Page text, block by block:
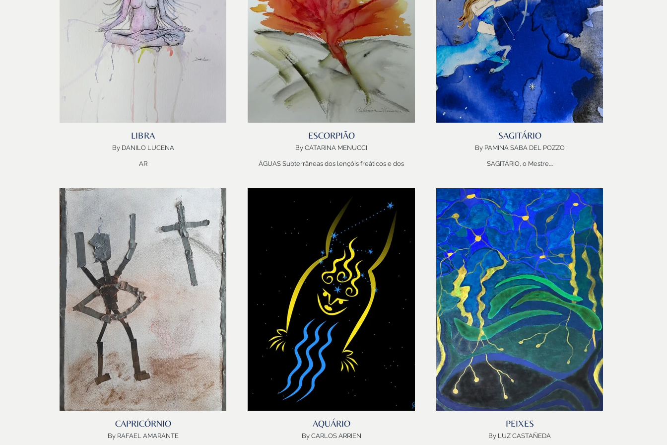
especialista em desenvolvimento pessoal e de
organizações… e toda mergulhada nas Artes! Seu intuito
é registrar, retratar, guardar na memória o seu encanto
com as paisagens que a vida lhe apresenta. Por isso
pinta, desenha, fotografa e tece com a sensibilidade de
seu Ser, as inúmeras estórias da resiliência humana.
Obrigada SILVIA!
Bem-vindo CÁNCER!
da existência. Com isso, sua obras se convertem em
verdadeiros amuletos e oráculos atemporais, que
permitem captar a sabedoria contida na essência da
Vida.
Obrigada CAMILA!
Bem-vindo LEÃO e a Luz dos Mestres!
Autodidata nas artes plásticas, Cris é terapeuta
ocupacional e usa a arte para cuidar, reabilitar e
promover o reequilíbrio. Guaracyana na sua filosofia e
inspirada pelas crianças, a quem chama de mestres em
expressão natural da luz, se propõe a estudar as
incontáveis páginas do Livro Sagrado da Natureza. Nas
suas obras, frutos de seu olhar minucioso e da precisão
de seus traços, retrata os axés da suas descobertas.
Obrigada CRIS!
Bem-vindo VIRGEM!
Bem-vindas as soluções, os remédios e as CURAS
contidas no seu balaio!
LIBRA
By DANILO LUCENA
AR
LIBRA, Mestre das Relações…aquele que entende que
“Eu” existo porque “Você” existe…
LIBRA, eterno buscador do Equilíbrio… dentro e fora…
fora e dentro…
LIBRA de todas as músicas, de toda a estética, da
beleza do espelho…
Con sua técnica original de nanquim e aquarela, Danilo
Lucena comunga com o papel, para revelar esse
universo fantástico de Libra…um universo sútil, leve e
borrifado com as cores do ar das melodias e a
gravidade do Tempo.
Obrigada Danilo! Obrigada pela parceria!
Bem-vindo LIBRA!
Grata pela Mediações tão necessárias sempre ...e pela
Meditação!
ESCORPIÃO
By CATARINA MENUCCI
ÁGUAS Subterrâneas dos lençóis freáticos e dos
Pressão, Transformação, Transmutação, Metamorfose…
A certeza que a Vida precisa ser vivida intensamente e
a potencia do momento oportuno…
ESCORPIÃO regenera, regenera e regenera
ESCORPIÃO nasce e renasce feito fonte de água pura
De raiz pernambucana e de alma planetária, Catarina
Menucci vive com toda a intensidade de sua obra,
apaixonada pelo seu propósito de sustentabilidade e
de conservação da natureza. Suas águas jorram
constantemente através de suas múltiplas expressões
artísticas, incluindo a bioarquitetura, o paisagismo, a
escultura com sucatas, a pintura, a criação de espaços
culturais e holisticos como a “Avis Rara Arte Ecológica”
@ecomercadoavisrara….e até mesmo a arte da
hospitalidade e da gastronomia.
O que me encanta é que o ESCORPIÃO da Catarina, não
deixa nenhuma dúvida enquanto ao extraordinário
poder da transformação!
Obrigada Catarina!
Obrigada ESCORPIÃO!
Obrigada a todas as Fontes de Inspiração!
SAGITÁRIO
By PAMINA SABA DEL POZZO
SAGITÁRIO, o Mestre….
Vibrar, arriscar, brincar…
Viajar, se aventurar, descobrir, estudar….
E depois compartilhar… contar as estórias…dividir as
perspectivas…
Assim SAGITÁRIO amplia os horizontes …e conduz na
eterna Busca do Significado da Vida!
Mestre em Politica Europeia na Bélgica, formada em
Politica Internacional e com um MBA nos Estados
Unidos, Pamina Saba iniciou uma careira profissional
no campo da Energia Solar, mas optou depois pelas
Artes. Viajante, fascinada pelas paisagens do mundo,
criou KARIOKAS, uma marca de design de tecidos e
papel de parede, onde estampa a fauna e flora da
America Latina, e, como aqui, no seu Sagitário Azul, o
seu sorriso e a confiança de alcançar o Céu!
Obrigada Pamina
Bem-vindo SAGITÁRIO!
CAPRICÓRNIO
By RAFAEL AMARANTE
AQUÁRIO
By CARLOS ARRIEN
PEIXES
By LUZ CASTAÑEDA